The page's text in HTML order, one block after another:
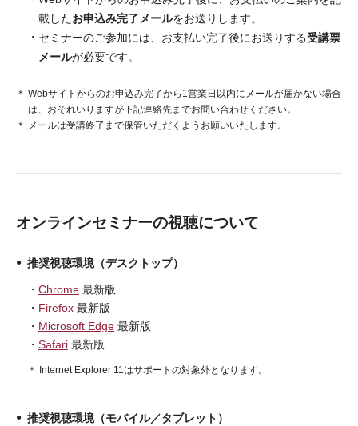
載したお申込み完了メールをお送りします。
セミナーのご参加には、お支払い完了後にお送りする受講票
メールが必要です。
Webサイトからのお申込み完了から1営業日以内にメールが届かない場合
は、おそれいりますが下記連絡先までお問い合わせください。
メールは受講終了まで保管いただくようお願いいたします。
オンラインセミナーの視聴について
推奨視聴環境（デスクトップ）
Chrome 最新版
Firefox 最新版
Microsoft Edge 最新版
Safari 最新版
Internet Explorer 11はサポートの対象外となります。
推奨視聴環境（モバイル／タブレット）